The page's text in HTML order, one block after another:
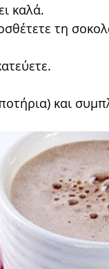
καλά.
τη
και